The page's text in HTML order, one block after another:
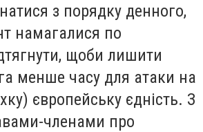
з порядку денного,
намагалися по
щоби лишити
менше часу для атаки на
європейську єдність. З
членами про